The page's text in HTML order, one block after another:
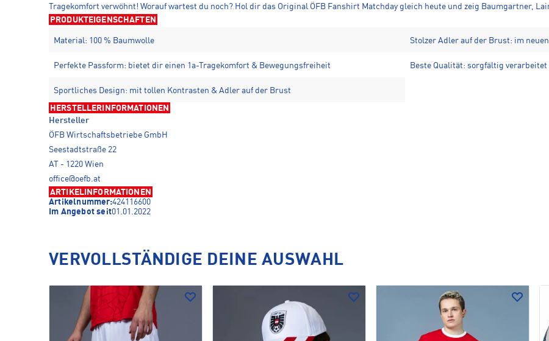
Tragekomfort verwöhnt! Worauf wartest du noch? Hol dir das Original ÖFB Fanshirt Matchday gleich heute und zeig Baumgartner,
PRODUKTEIGENSCHAFTEN
Material: 100 % Baumwolle Stolzer Adler auf der Brust: im
Perfekte Passform: bietet dir einen 1a-Tragekomfort & Bewegungsfreiheit Beste Qualität: sorgfältig
Sportliches Design: mit tollen Kontrasten & Adler auf der Brust
HERSTELLERINFORMATIONEN
Hersteller
ÖFB Wirtschaftsbetriebe GmbH
Seestadtstraße 22
AT - 1220 Wien
office@oefb.at
ARTIKELINFORMATIONEN
Artikelnummer:424116600
Im Angebot seit01.01.2022
VERVOLLSTÄNDIGE DEINE AUSWAHL